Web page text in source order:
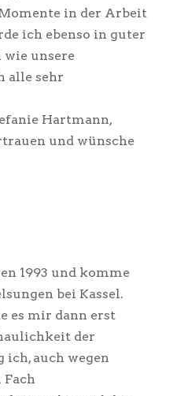
in der Arbeit
ich ebenso in guter
unsere
alle sehr
Hartmann,
und wünsche
1993 und komme
bei Kassel.
es mir dann erst
der
ich, auch wegen